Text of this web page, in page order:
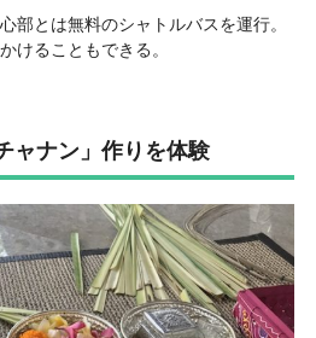
部とは無料のシャトルバスを運行。
けることもできる。
ャナン」作りを体験